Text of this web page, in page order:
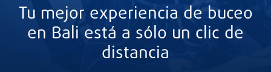
Tu mejor experiencia de buceo
en Bali está a sólo un clic de
distancia